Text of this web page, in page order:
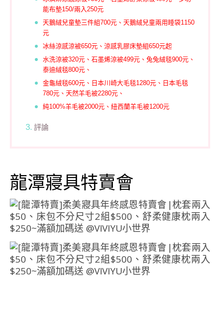
能布墊150/兩入250元
天鵝絨兒童墊三件組700元、天鵝絨兒童兩用睡袋1150
元
冰絲涼感涼被650元、涼感乳膠床墊組650元起
水洗涼被320元、石墨烯涼被499元、兔兔絨毯900元、
泰迪絨毯800元、
金龜絨毯600元、日本川崎大毛毯1280元、日本毛毯
780元、天然羊毛被2280元、
純100%羊毛被2000元、紐西蘭羊毛被1200元
評論
龍潭寢具特賣會